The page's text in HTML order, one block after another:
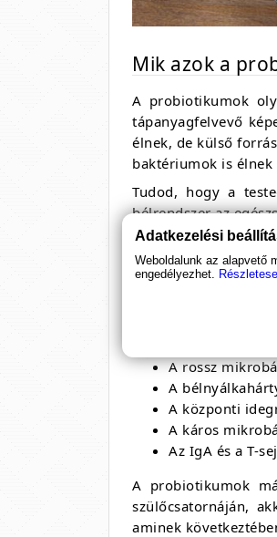
Mik azok a
A probiotikumok
tápanyagfelvevő
élnek, de külső
baktériumok is
Tudod, hogy a
bélrendszer az
otthont.
A probiotikumok
különösen
A rossz
A
A központi
A káros
Az IgA és a T-
A probiotikumok
szülőcsatornáján,
aminek
Adatkezelési
Weboldalunk az alapvető
engedélyezhet.